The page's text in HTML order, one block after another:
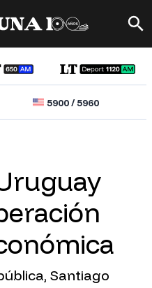
5900/5960
Santiago